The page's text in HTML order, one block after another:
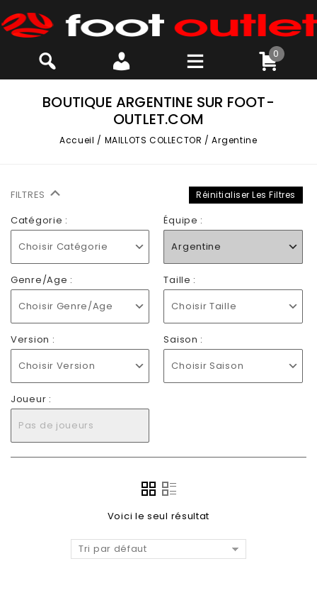
0
BOUTIQUE ARGENTINE SUR FOOT-
OUTLET.COM
Accueil / MAILLOTS COLLECTOR /Argentine
FILTRES Réinitialiser Les Filtres
Catégorie :
Choisir Catégorie
Équipe :
Argentine
Genre/Age :
Choisir Genre/Age
Taille :
Choisir Taille
Version :
Choisir Version
Saison :
Choisir Saison
Joueur :
Pas de joueurs
Voici le seul résultat
Tri par défaut